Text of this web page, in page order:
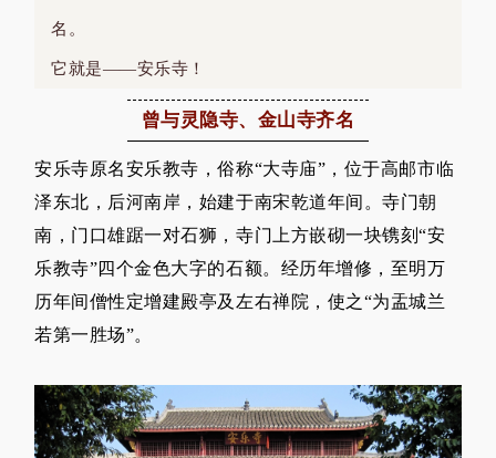
名。
它就是——安乐寺！
曾与灵隐寺、金山寺齐名
安乐寺原名安乐教寺，俗称“大寺庙”，位于高邮市临
泽东北，后河南岸，始建于南宋乾道年间。寺门朝
南，门口雄踞一对石狮，寺门上方嵌砌一块镌刻“安
乐教寺”四个金色大字的石额。 经历年增修，至明万
历年间僧性定增建殿亭及左右禅院，使之“为盂城兰
若第一胜场”。